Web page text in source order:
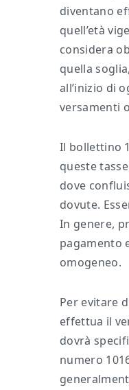
diventano
quell’età
considera
quella
all’inizio di
versamenti
Il bollettino
queste
dove
dovute.
In genere,
pagamento
omogeneo.
Per evitare
effettua il
dovrà
numero